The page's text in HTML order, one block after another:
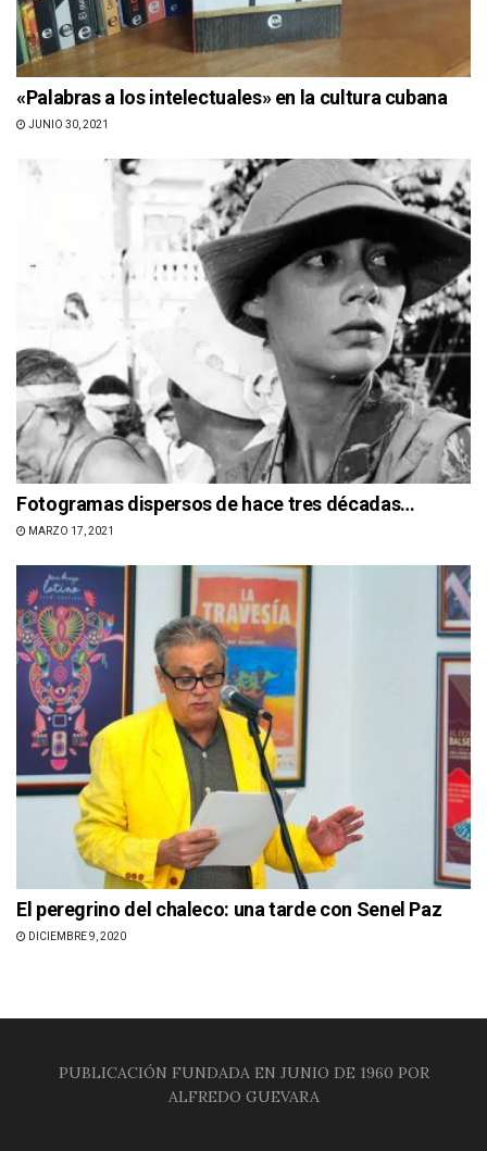
«Palabras a los intelectuales» en la cultura cubana
JUNIO 30, 2021
Fotogramas dispersos de hace tres décadas…
MARZO 17, 2021
El peregrino del chaleco: una tarde con Senel Paz
DICIEMBRE 9, 2020
PUBLICACIÓN FUNDADA EN JUNIO DE 1960 POR
ALFREDO GUEVARA